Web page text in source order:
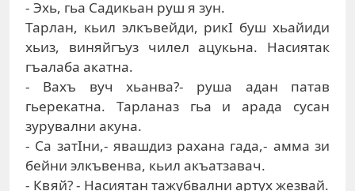
- Эхь, гьа Садикьан руш я зун.
Тарлан, кьил элкъвейди, рикI буш хьайиди
хьиз, виняйгъуз чилел ацукьна. Насиятак
гъалаба акатна.
- Вахъ вуч хьанва?- руша адан патав
гьерекатна. Тарланаз гьа и арада сусан
зурувални акуна.
- Са затIни,- явашдиз рахана гада,- амма зи
бейни элкъвенва, кьил акъатзавач.
- Квяй? - Насиятан тажубвални артух жезвай.